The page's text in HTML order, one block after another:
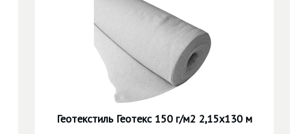
Геотекстиль Геотекс 150 г/м2 2,15х130 м